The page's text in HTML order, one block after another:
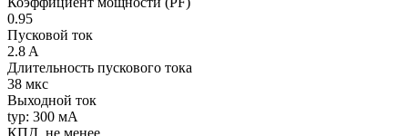
0.95
Пусковой ток
2.8 A
Длительность пускового тока
38 мкс
Выходной ток
typ: 300 мA
КПД, не менее